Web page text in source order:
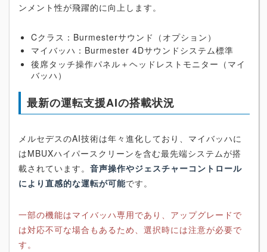
ンメント性が飛躍的に向上します。
Cクラス：Burmesterサウンド（オプション）
マイバッハ：Burmester 4Dサウンドシステム標準
後席タッチ操作パネル＋ヘッドレストモニター（マイ
バッハ）
最新の運転支援AIの搭載状況
メルセデスのAI技術は年々進化しており、マイバッハに
はMBUXハイパースクリーンを含む最先端システムが搭
載されています。 音声操作やジェスチャーコントロール
により直感的な運転が可能です。
一部の機能はマイバッハ専用であり、アップグレードで
は対応不可な場合もあるため、選択時には注意が必要で
す。